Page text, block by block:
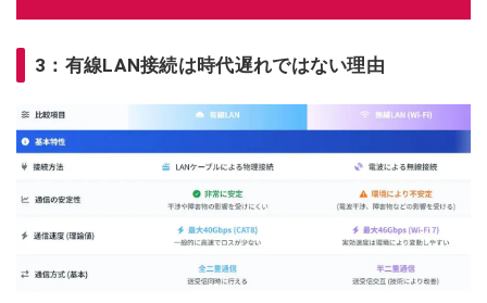
3：有線LAN接続は時代遅れではない理由